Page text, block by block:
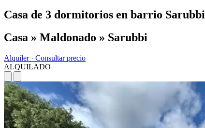
Casa de 3 dormitorios en barrio Sarubbi
Casa » Maldonado » Sarubbi
Alquiler · Consultar precio
ALQUILADO